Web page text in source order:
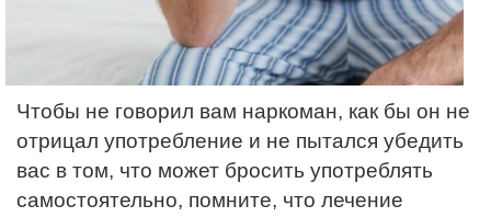
Чтобы не говорил вам наркоман, как бы он не
отрицал употребление и не пытался убедить
вас в том, что может бросить употреблять
самостоятельно, помните, что лечение